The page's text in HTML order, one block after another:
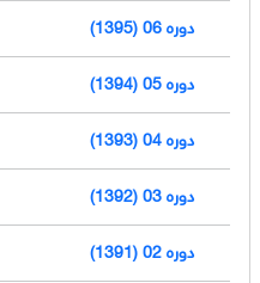
دوره 06 (1395)
دوره 05 (1394)
دوره 04 (1393)
دوره 03 (1392)
دوره 02 (1391)